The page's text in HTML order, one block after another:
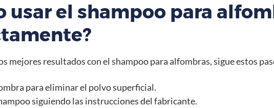
usar el shampoo para
mejores resultados con el shampoo para alfombras, sigue estos
para eliminar el polvo superficial.
siguiendo las instrucciones del fabricante.